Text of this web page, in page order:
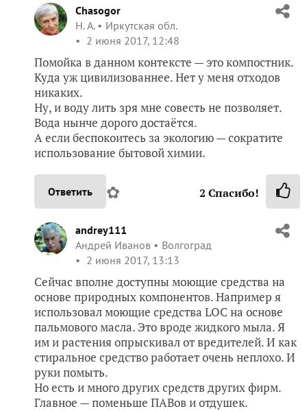
Chasogor
Н. А.
Иркутская обл.
2 июня 2017, 12:48
Помойка в данном контексте — это компостник.
Куда уж цивилизованнее. Нет у меня отходов
никаких.
Ну, и воду лить зря мне совесть не позволяет.
Вода нынче дорого достаётся.
А если беспокоитесь за экологию — сократите
использование бытовой химии.
Ответить ✿ 2 Спасибо!
andrey111
Андрей Иванов
Волгоград
2 июня 2017, 13:13
Сейчас вполне доступны моющие средства на
основе природных компонентов. Например я
использовал моющие средства LOC на основе
пальмового масла. Это вроде жидкого мыла. Я
им и растения опрыскивал от вредителей. И как
стиральное средство работает очень неплохо. И
руки помыть.
Но есть и много других средств других фирм.
Главное — поменьше ПАВов и отдушек.